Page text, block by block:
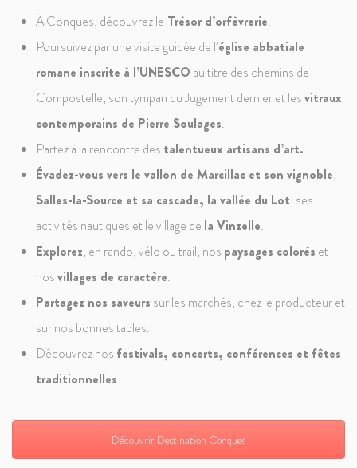
À Conques, découvrez le Trésor d’orfèvrerie.
Poursuivez par une visite guidée de l’église abbatiale
romane inscrite à l’UNESCO au titre des chemins de
Compostelle, son tympan du Jugement dernier et lesvitraux
contemporains de Pierre Soulages.
Partez à la rencontre des talentueux artisans d’art.
Évadez-vous vers le vallon de Marcillac et son vignoble,
Salles-la-Source et sa cascade, la vallée du Lot, ses
activités nautiques et le village de la Vinzelle.
Explorez, en rando, vélo ou trail, nos paysages colorés et
nosvillages de caractère.
Partagez nos saveurs sur les marchés, chez le producteur et
sur nos bonnes tables.
Découvrez nos festivals, concerts, conférences et fêtes
traditionnelles.
Découvrir Destination Conques